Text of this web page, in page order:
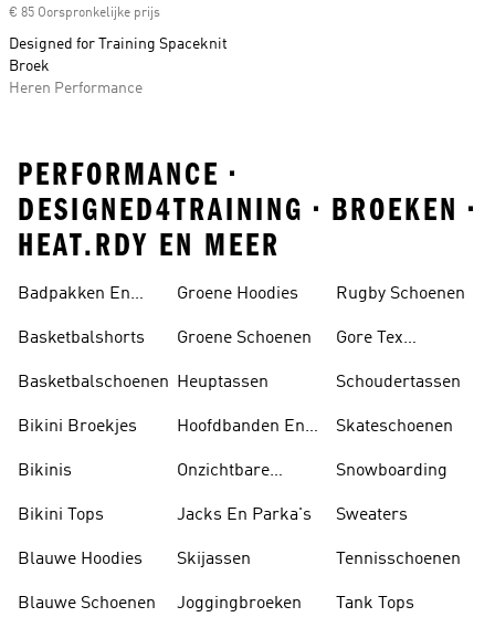
€ 85 Oorspronkelijke prijs
Designed for Training Spaceknit
Broek
Heren Performance
PERFORMANCE •
DESIGNED4TRAINING • BROEKEN •
HEAT.RDY EN MEER
Badpakken En
Basketbalshorts
Basketbalschoenen
Bikini Broekjes
Bikinis
Bikini Tops
Blauwe Hoodies
Blauwe Schoenen
Groene Hoodies
Groene Schoenen
Heuptassen
Hoofdbanden En
Onzichtbare
Jacks En Parka's
Skijassen
Joggingbroeken
Rugby Schoenen
Gore Tex
Schoudertassen
Skateschoenen
Snowboarding
Sweaters
Tennisschoenen
Tank Tops